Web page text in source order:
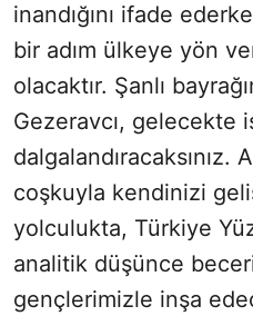
inandığını ifade
bir adım ülkeye yön
olacaktır. Şanlı
Gezeravcı, gelecekte
dalgalandıracaksınız.
coşkuyla kendinizi
yolculukta, Türkiye
analitik düşünce
gençlerimizle inşa